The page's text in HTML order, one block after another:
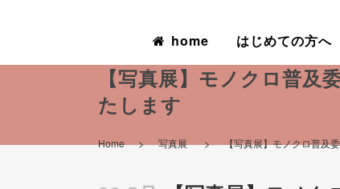
home はじめての方へ
【写真展】モノクロ普
たします
Home>写真展 >【写真展】モノクロ普及